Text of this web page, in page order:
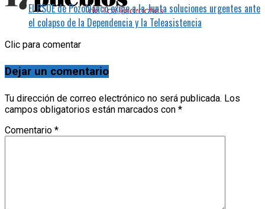
El PSOE de Pozoblanco exige a la Junta soluciones urgentes ante
el colapso de la Dependencia y la Teleasistencia
Clic para comentar
Dejar un comentario
Tu dirección de correo electrónico no será publicada. Los
campos obligatorios están marcados con *
Comentario *